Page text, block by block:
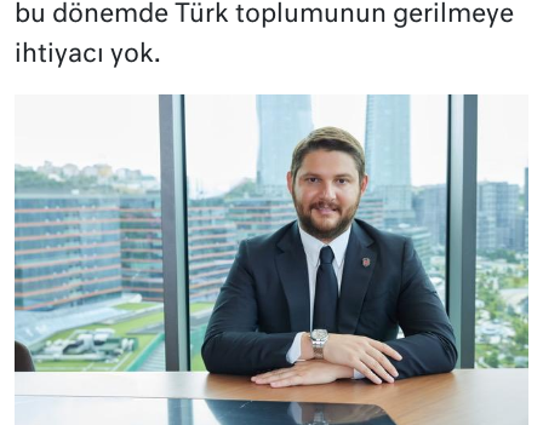
bu dönemde Türk toplumunun gerilmeye
ihtiyacı yok.